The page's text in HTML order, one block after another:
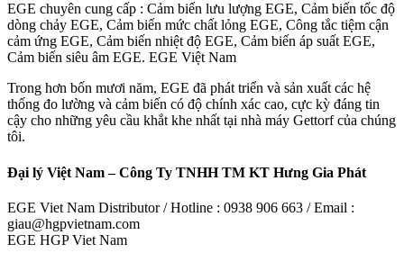
EGE chuyên cung cấp : Cảm biến lưu lượng EGE, Cảm biến tốc độ
dòng chảy EGE, Cảm biến mức chất lỏng EGE, Công tắc tiệm cận
cảm ứng EGE, Cảm biến nhiệt độ EGE, Cảm biến áp suất EGE,
Cảm biến siêu âm EGE. EGE Việt Nam
Trong hơn bốn mươi năm, EGE đã phát triển và sản xuất các hệ
thống đo lường và cảm biến có độ chính xác cao, cực kỳ đáng tin
cậy cho những yêu cầu khắt khe nhất tại nhà máy Gettorf của chúng
tôi.
Đại lý Việt Nam – Công Ty TNHH TM KT Hưng Gia Phát
EGE Viet Nam Distributor / Hotline : 0938 906 663 / Email :
giau@hgpvietnam.com
EGE HGP Viet Nam